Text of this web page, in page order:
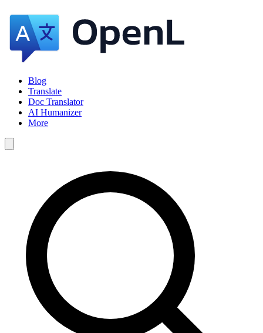
Blog
Translate
Doc Translator
AI Humanizer
More